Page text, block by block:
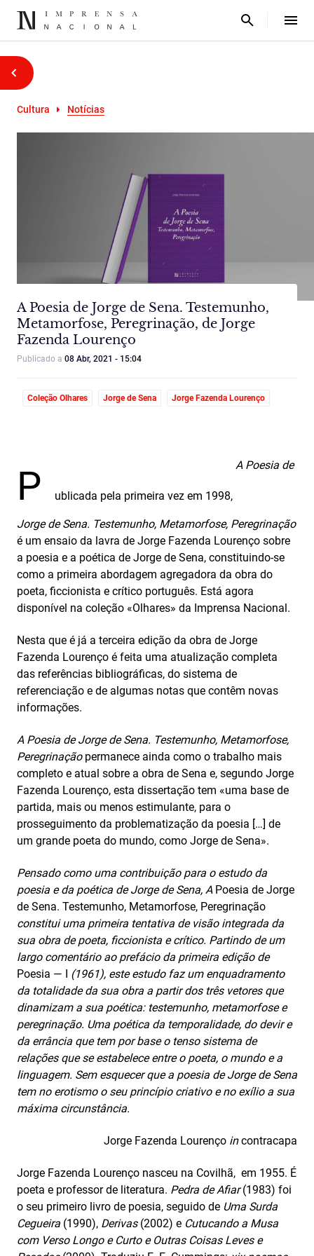
Cultura Notícias
A Poesia de Jorge de Sena. Testemunho,
Metamorfose, Peregrinação, de Jorge
Fazenda Lourenço
Publicado a 08 Abr, 2021 - 15:04
Coleção Olhares Jorge de Sena Jorge Fazenda Lourenço
P ublicada pela primeira vez em 1998,
A Poesia de
Jorge de Sena. Testemunho, Metamorfose, Peregrinação
é um ensaio da lavra de Jorge Fazenda Lourenço sobre
a poesia e a poética de Jorge de Sena, constituindo-se
como a primeira abordagem agregadora da obra do
poeta, ficcionista e crítico português. Está agora
disponível na coleção «Olhares» da Imprensa Nacional.
Nesta que é já a terceira edição da obra de Jorge
Fazenda Lourenço é feita uma atualização completa
das referências bibliográficas, do sistema de
referenciação e de algumas notas que contêm novas
informações.
A Poesia de Jorge de Sena. Testemunho, Metamorfose,
Peregrinaçãopermanece ainda como o trabalho mais
completo e atual sobre a obra de Sena e, segundo Jorge
Fazenda Lourenço, esta dissertação tem «uma base de
partida, mais ou menos estimulante, para o
prosseguimento da problematização da poesia […] de
um grande poeta do mundo, como Jorge de Sena».
Pensado como uma contribuição para o estudo da
poesia e da poética de Jorge de Sena, A Poesia de Jorge
de Sena. Testemunho, Metamorfose, Peregrinação
constitui uma primeira tentativa de visão integrada da
sua obra de poeta, ficcionista e crítico. Partindo de um
largo comentário ao prefácio da primeira edição de
Poesia — I (1961), este estudo faz um enquadramento
da totalidade da sua obra a partir dos três vetores que
dinamizam a sua poética: testemunho, metamorfose e
peregrinação. Uma poética da temporalidade, do devir e
da errância que tem por base o tenso sistema de
relações que se estabelece entre o poeta, o mundo e a
linguagem. Sem esquecer que a poesia de Jorge de Sena
tem no erotismo o seu princípio criativo e no exílio a sua
máxima circunstância.
Jorge Fazenda Lourenço incontracapa
Jorge Fazenda Lourenço nasceu na Covilhã, em 1955. É
poeta e professor de literatura. Pedra de Afiar(1983) foi
o seu primeiro livro de poesia, seguido de Uma Surda
Cegueira (1990), Derivas(2002) e Cutucando a Musa
com Verso Longo e Curto e Outras Coisas Leves e